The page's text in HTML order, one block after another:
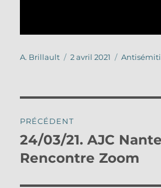
Auteur
A. Brillault
Publié
2 avril 2021
de
l’article
PRÉCÉDENT
Publication
précédente :
24/03/21. AJC
Rencontre Zoom